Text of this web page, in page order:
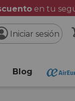
en tu
Iniciar sesión
Blog